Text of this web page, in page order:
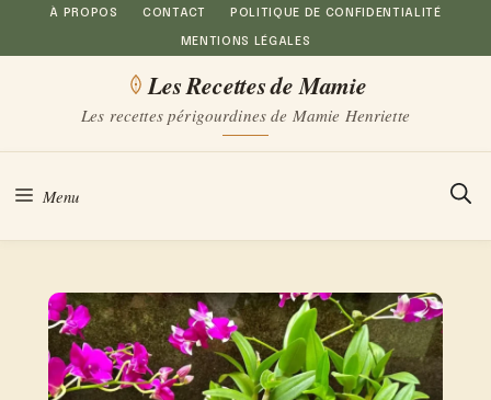
Aller
au
À PROPOS CONTACT POLITIQUE DE CONFIDENTIALITÉ
MENTIONS LÉGALES
Les Recettes de Mamie
Les recettes périgourdines de Mamie Henriette
Menu